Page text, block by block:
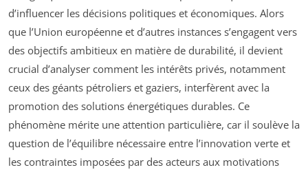
d’influencer les décisions politiques et économiques. Alors
que l’Union européenne et d’autres instances s’engagent vers
des objectifs ambitieux en matière de durabilité, il devient
crucial d’analyser comment les intérêts privés, notamment
ceux des géants pétroliers et gaziers, interfèrent avec la
promotion des solutions énergétiques durables. Ce
phénomène mérite une attention particulière, car il soulève la
question de l’équilibre nécessaire entre l’innovation verte et
les contraintes imposées par des acteurs aux motivations